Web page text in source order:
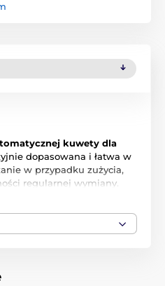
kuwety dla
dopasowana i łatwa w
w przypadku zużycia,
regularnej wymiany.
higieny. Umożliwia szybką
użycia specjalnych